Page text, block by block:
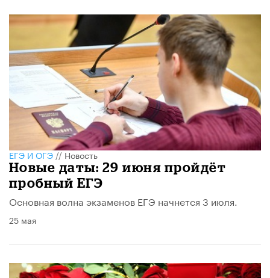
ЕГЭ И ОГЭ//Новость
Новые даты: 29 июня пройдёт
пробный ЕГЭ
Основная волна экзаменов ЕГЭ начнется 3 июля.
25 мая